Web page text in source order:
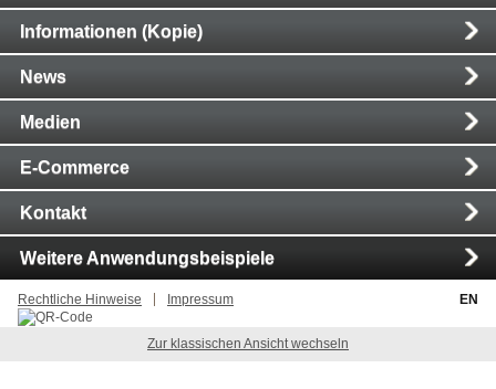
Informationen (Kopie)
News
Medien
E-Commerce
Kontakt
Weitere Anwendungsbeispiele
Rechtliche Hinweise Impressum EN
Zur klassischen Ansicht wechseln